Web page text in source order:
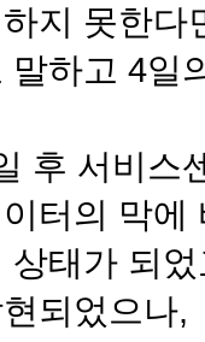
지 못한다
말하고 4일
후 서비스
터의 막에
상태가 되
되었으나,